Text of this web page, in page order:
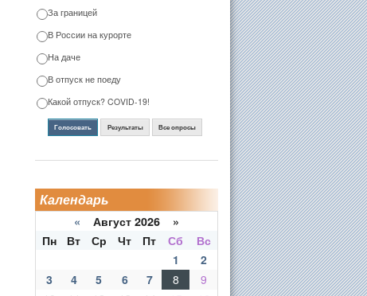
За границей
В России на курорте
На даче
В отпуск не поеду
Какой отпуск? COVID-19!
Голосовать Результаты Все опросы
Календарь
« Август 2026 »
Пн
Вт Ср Чт Пт Сб
Вс
1
2
3
4 5 6 7 8
9